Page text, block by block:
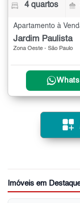
4 quartos
Jardim Paulista
Zona Oeste - São Paulo
Imóveis em